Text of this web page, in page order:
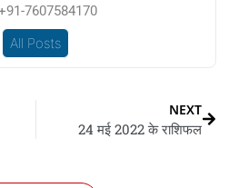
+91-7607584170
All Posts
NEXT
24 मई 2022 के राशिफल